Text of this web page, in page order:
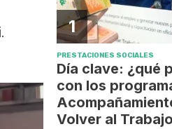
1
PRESTACIONES SOCIALES
Día clave: ¿qué
con los
Volver al